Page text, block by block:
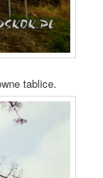
tablice.